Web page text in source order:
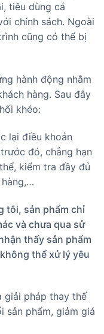
tiêu dùng cá
chính sách. Ngoài
cũng có thể bị
hành động nhằm
hàng. Sau đây
khéo:
lại điều khoản
đó, chẳng hạn
kiểm tra đầy đủ
tôi, sản phẩm chỉ
và chưa qua sử
thấy sản phẩm
thể xử lý yêu
giải pháp thay thế
sản phẩm, giảm giá